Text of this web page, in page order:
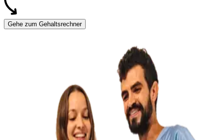
Gehe zum Gehaltsrechner